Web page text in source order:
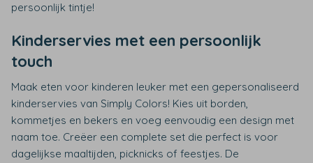
persoonlijk tintje!
Kinderservies met een persoonlijk
touch
Maak eten voor kinderen leuker met een gepersonaliseerd
kinderservies van Simply Colors! Kies uit borden,
kommetjes en bekers en voeg eenvoudig een design met
naam toe. Creëer een complete set die perfect is voor
dagelijkse maaltijden, picknicks of feestjes. De